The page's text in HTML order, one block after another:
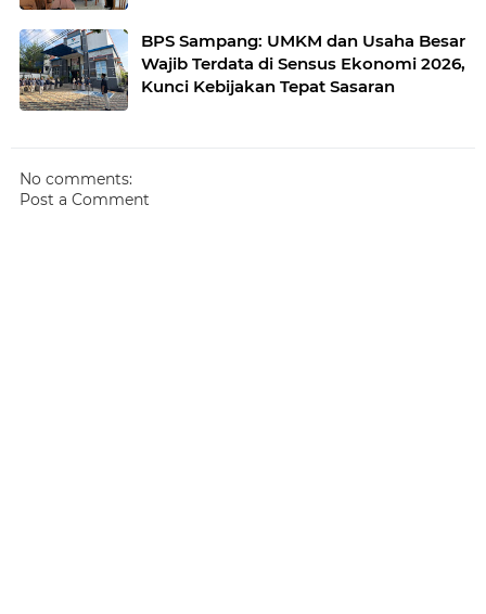
BPS Sampang: UMKM dan Usaha Besar
Wajib Terdata di Sensus Ekonomi 2026,
Kunci Kebijakan Tepat Sasaran
No comments:
Post a Comment